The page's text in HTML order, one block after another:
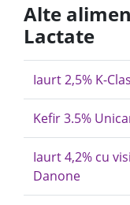
Alte
Lactate
Iaurt 2,5% K-
Kefir 3.5%
Iaurt 4,2% cu
Danone